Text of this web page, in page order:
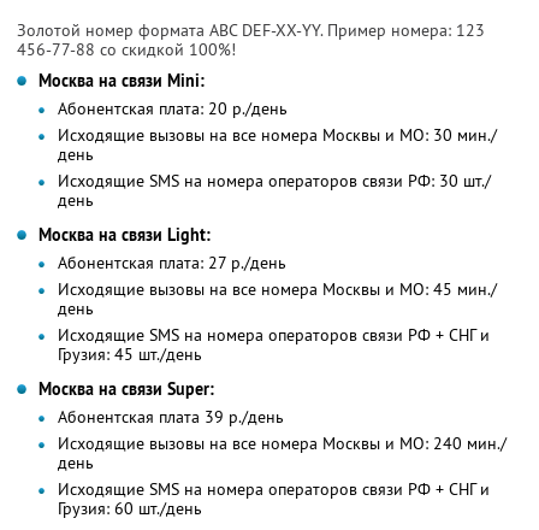
Золотой номер формата ABC DEF-XX-YY. Пример номера: 123
456-77-88 со скидкой 100%!
Москва на связи Mini:
Абонентская плата: 20 р./день
Исходящие вызовы на все номера Москвы и МО: 30 мин./
день
Исходящие SMS на номера операторов связи РФ: 30 шт./
день
Москва на связи Light:
Абонентская плата: 27 р./день
Исходящие вызовы на все номера Москвы и МО: 45 мин./
день
Исходящие SMS на номера операторов связи РФ + СНГ и
Грузия: 45 шт./день
Москва на связи Super:
Абонентская плата 39 р./день
Исходящие вызовы на все номера Москвы и МО: 240 мин./
день
Исходящие SMS на номера операторов связи РФ + СНГ и
Грузия: 60 шт./день